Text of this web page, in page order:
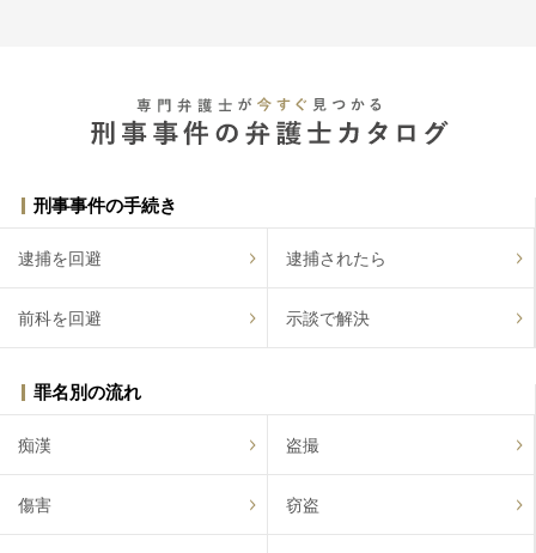
刑事事件の手続き
逮捕を回避 逮捕されたら
前科を回避 示談で解決
罪名別の流れ
痴漢 盗撮
傷害 窃盗